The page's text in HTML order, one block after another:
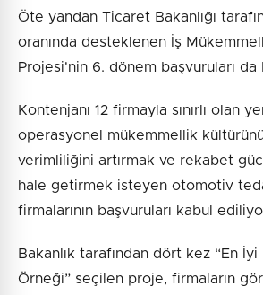
Öte yandan Ticaret Bakanlığı
oranında desteklenen İş
Projesi'nin 6. dönem başvuruları da
Kontenjanı 12 firmayla sınırlı olan
operasyonel mükemmellik
verimliliğini artırmak ve rekabet
hale getirmek isteyen otomotiv
firmalarının başvuruları kabul
Bakanlık tarafından dört kez “En İyi
Örneği” seçilen proje, firmaların